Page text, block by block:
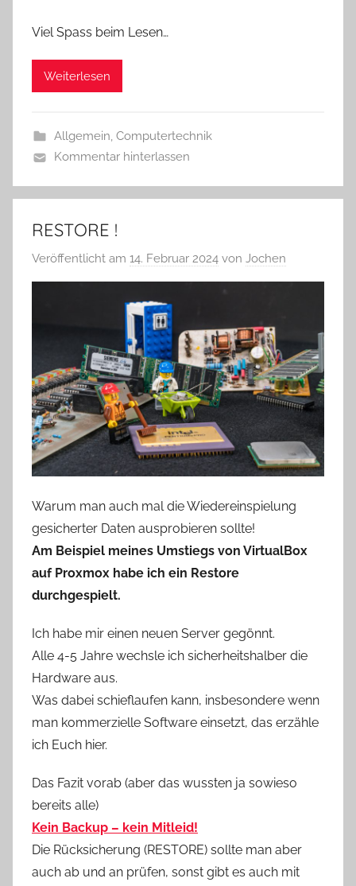
Viel Spass beim Lesen…
Weiterlesen
Allgemein, Computertechnik
Kommentar hinterlassen
RESTORE !
Veröffentlicht am 14. Februar 2024 von Jochen
Warum man auch mal die Wiedereinspielung
gesicherter Daten ausprobieren sollte!
Am Beispiel meines Umstiegs von VirtualBox
auf Proxmox habe ich ein Restore
durchgespielt.
Ich habe mir einen neuen Server gegönnt.
Alle 4-5 Jahre wechsle ich sicherheitshalber die
Hardware aus.
Was dabei schieflaufen kann, insbesondere wenn
man kommerzielle Software einsetzt, das erzähle
ich Euch hier.
Das Fazit vorab (aber das wussten ja sowieso
bereits alle)
Kein Backup – kein Mitleid!
Die Rücksicherung (RESTORE) sollte man aber
auch ab und an prüfen, sonst gibt es auch mit